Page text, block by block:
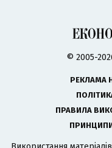
© 2005-
РЕКЛАМА
ПРАВИЛА